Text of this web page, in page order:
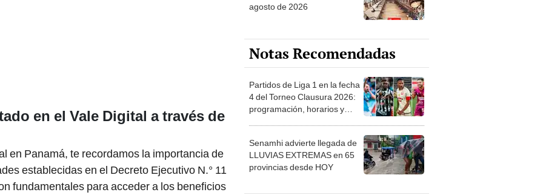
en el Vale Digital a través de
en Panamá, te recordamos la importancia de
establecidas en el Decreto Ejecutivo N.° 11
fundamentales para acceder a los beneficios
agosto de 2026
Notas Recomendadas
Partidos de Liga 1 en la fecha
4 del Torneo Clausura 2026:
programación, horarios y
Senamhi advierte llegada de
LLUVIAS EXTREMAS en 65
provincias desde HOY